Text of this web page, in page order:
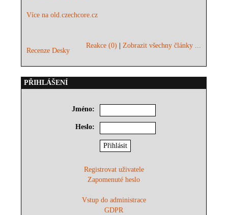
Více na old.czechcore.cz
Recenze Desky
Reakce (0) |Zobrazit všechny články ...
PŘIHLÁŠENÍ
Jméno:
Heslo:
Registrovat uživatele
Zapomenuté heslo
Vstup do administrace
GDPR